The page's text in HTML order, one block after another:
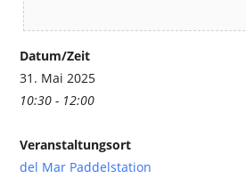
Datum/Zeit
31. Mai 2025
10:30 - 12:00
Veranstaltungsort
del Mar Paddelstation